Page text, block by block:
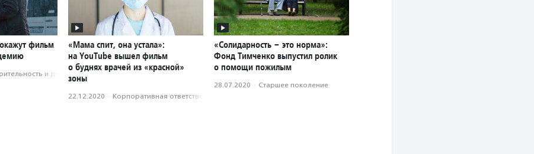
фильм
и доброволь­чест­во
«Мама спит, она устала»:
на YouTube вышел фильм
о буднях врачей из «красной»
зоны
22.12.2020 · Корпоративная ответственность
«Солидарность – это норма»:
Фонд Тимченко выпустил ролик
о помощи пожилым
28.07.2020 · Старшее поколение